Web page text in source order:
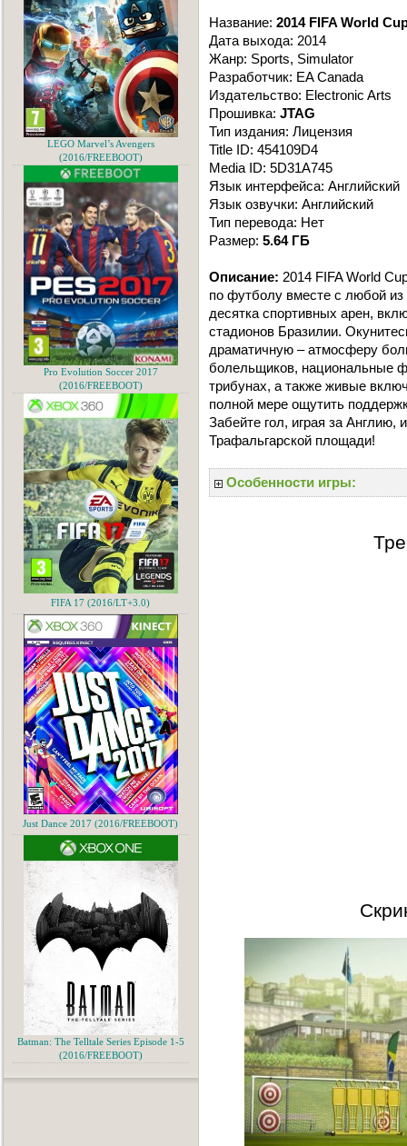
Название: 2014 FIFA World
Дата выхода: 2014
Жанр: Sports, Simulator
Разработчик: EA Canada
Издательство: Electronic Arts
Прошивка: JTAG
Тип издания: Лицензия
Title ID: 454109D4
Media ID: 5D31A745
Язык интерфейса: Английский
Язык озвучки: Английский
Тип перевода: Нет
Размер: 5.64 ГБ
Описание: 2014 FIFA World
по футболу вместе с любой
десятка спортивных арен,
стадионов Бразилии.
драматичную – атмосферу
болельщиков, национальные
трибунах, а также живые
полной мере ощутить
Забейте гол, играя за
Трафальгарской площади!
Особенности игры:
LEGO Marvel’s Avengers
(2016/FREEBOOT)
Pro Evolution Soccer 2017
(2016/FREEBOOT)
FIFA 17 (2016/LT+3.0)
Just Dance 2017 (2016/FREEBOOT)
Batman: The Telltale Series Episode 1-5
(2016/FREEBOOT)